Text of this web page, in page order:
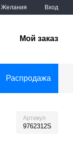
Желания Вход
Мой заказ
Распродажа
Артикул
9762312S